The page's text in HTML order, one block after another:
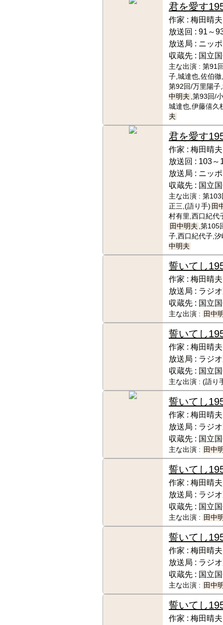
君を愛す
作家 : 梅田晴夫
放送回 : 91～
放送局 : ニッ
収蔵先 : 国立
主な出演 : 第91
子,城達也,佐伯
第92回/万里陽子
中明夫 ,第93回/
城達也,伊藤僖久
夫
君を愛す
作家 : 梅田晴夫
放送回 : 103～
放送局 : ニッ
収蔵先 : 国立
主な出演 : 第103
正三,(語り手) 田
村有里,西口紀代
田中明夫 ,第105
子,西口紀代子,
中明夫
誓いてし
作家 : 梅田晴夫
放送局 : ラジ
収蔵先 : 国立
主な出演 : 田中
誓いてし
作家 : 梅田晴夫
放送局 : ラジ
収蔵先 : 国立
主な出演 : (語り
誓いてし
作家 : 梅田晴夫
放送局 : ラジ
収蔵先 : 国立
主な出演 : 田中
誓いてし
作家 : 梅田晴夫
放送局 : ラジ
収蔵先 : 国立
主な出演 : 田中
誓いてし
作家 : 梅田晴夫
放送局 : ラジ
収蔵先 : 国立
主な出演 : 田中
誓いてし
作家 : 梅田晴夫